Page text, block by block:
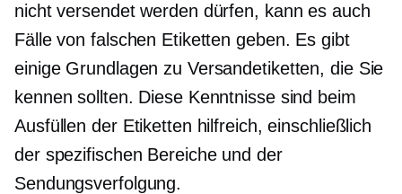
nicht versendet werden dürfen, kann es auch
Fälle von falschen Etiketten geben. Es gibt
einige Grundlagen zu Versandetiketten, die Sie
kennen sollten. Diese Kenntnisse sind beim
Ausfüllen der Etiketten hilfreich, einschließlich
der spezifischen Bereiche und der
Sendungsverfolgung.